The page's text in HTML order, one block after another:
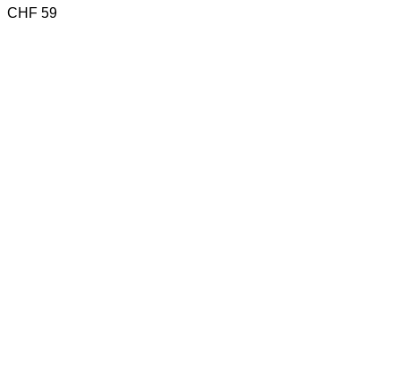
CHF 59